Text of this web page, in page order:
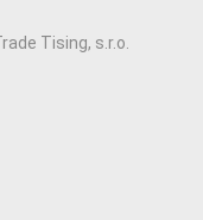
Tising, s.r.o.